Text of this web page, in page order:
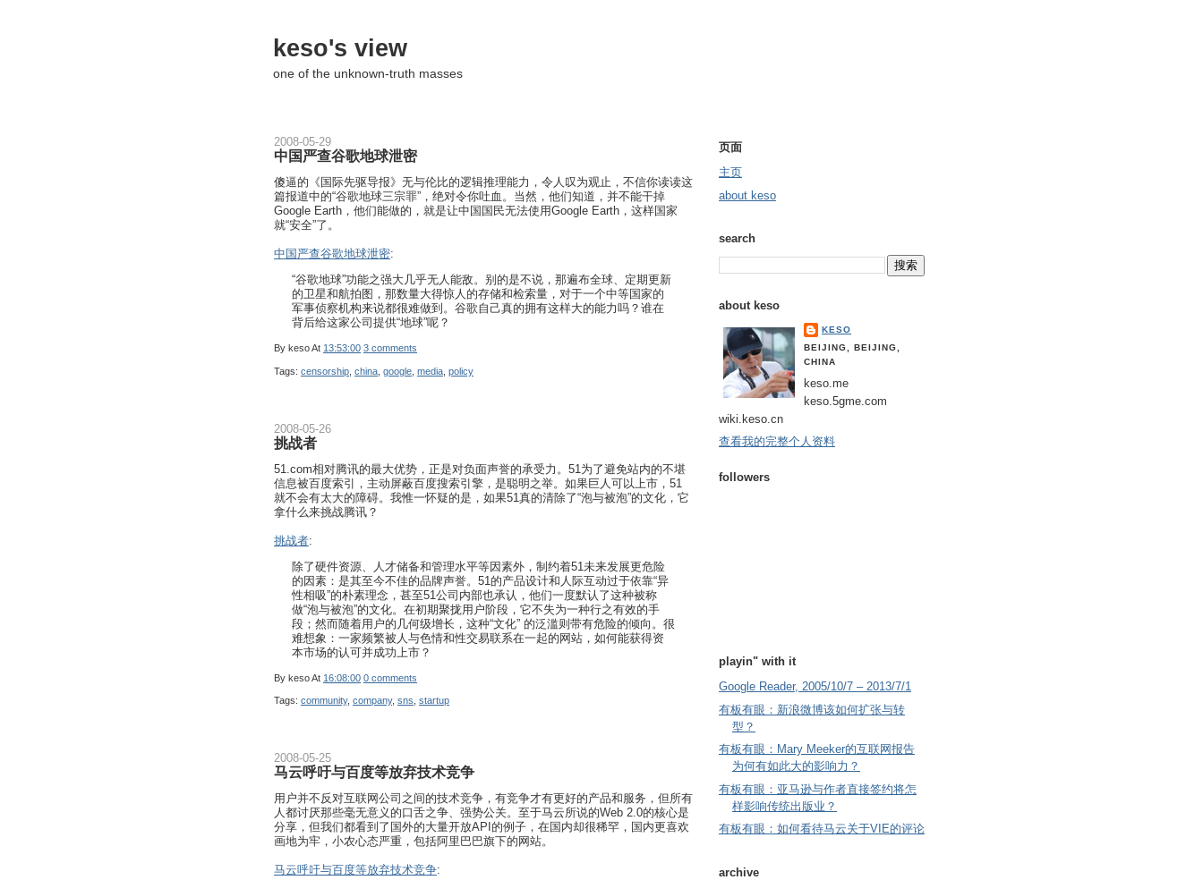
keso's view
one of the unknown-truth masses
2008-05-29
中国严查谷歌地球泄密
傻逼的《国际先驱导报》无与伦比的逻辑推理能力，令人叹为观止，不信你读读这
篇报道中的“谷歌地球三宗罪”，绝对令你吐血。当然，他们知道，并不能干掉
Google Earth，他们能做的，就是让中国国民无法使用Google Earth，这样国家
就“安全”了。
中国严查谷歌地球泄密:
“谷歌地球”功能之强大几乎无人能敌。别的是不说，那遍布全球、定期更新
的卫星和航拍图，那数量大得惊人的存储和检索量，对于一个中等国家的
军事侦察机构来说都很难做到。谷歌自己真的拥有这样大的能力吗？谁在
背后给这家公司提供“地球”呢？
By kesoAt 13:53:00 3 comments
Tags: censorship china google media policy
2008-05-26
挑战者
51.com相对腾讯的最大优势，正是对负面声誉的承受力。51为了避免站内的不堪
信息被百度索引，主动屏蔽百度搜索引擎，是聪明之举。如果巨人可以上市，51
就不会有太大的障碍。我惟一怀疑的是，如果51真的清除了“泡与被泡”的文化，它
拿什么来挑战腾讯？
挑战者:
除了硬件资源、人才储备和管理水平等因素外，制约着51未来发展更危险
的因素：是其至今不佳的品牌声誉。51的产品设计和人际互动过于依靠“异
性相吸”的朴素理念，甚至51公司内部也承认，他们一度默认了这种被称
做“泡与被泡”的文化。在初期聚拢用户阶段，它不失为一种行之有效的手
段；然而随着用户的几何级增长，这种“文化” 的泛滥则带有危险的倾向。很
难想象：一家频繁被人与色情和性交易联系在一起的网站，如何能获得资
本市场的认可并成功上市？
By kesoAt 16:08:00 0 comments
Tags: community, company, sns startup
2008-05-25
马云呼吁与百度等放弃技术竞争
用户并不反对互联网公司之间的技术竞争，有竞争才有更好的产品和服务，但所有
人都讨厌那些毫无意义的口舌之争、强势公关。至于马云所说的Web 2.0的核心是
分享，但我们都看到了国外的大量开放API的例子，在国内却很稀罕，国内更喜欢
画地为牢，小农心态严重，包括阿里巴巴旗下的网站。
马云呼吁与百度等放弃技术竞争:
页面
主页
about keso
search
about keso
KESO
BEIJING, BEIJING,
CHINA
keso.me
keso.5gme.com
wiki.keso.cn
查看我的完整个人资料
followers
playin" with it
Google Reader, 2005/10/7 – 2013/7/1
有板有眼：新浪微博该如何扩张与转
型？
有板有眼：Mary Meeker的互联网报告
为何有如此大的影响力？
有板有眼：亚马逊与作者直接签约将怎
样影响传统出版业？
有板有眼：如何看待马云关于VIE的评论
archive